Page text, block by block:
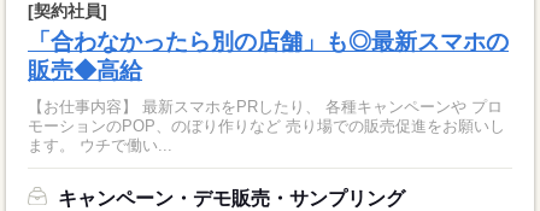
[契約社員]
「合わなかったら別の店舗」も◎最新スマホの
販売◆高給
【お仕事内容】 最新スマホをPRしたり、 各種キャンペーンや プロ
モーションのPOP、のぼり作りなど 売り場での販売促進をお願いし
ます。 ウチで働い...
キャンペーン・デモ販売・サンプリング